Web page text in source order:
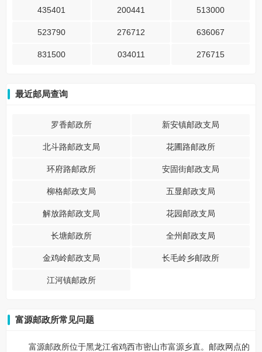
435401 200441 513000
523790 276712 636067
831500 034011 276715
最近邮局查询
罗香邮政所 新安镇邮政支局
北斗路邮政支局 花圃路邮政所
环府路邮政所 安固街邮政支局
柳格邮政支局 五显邮政支局
解放路邮政支局 花园邮政支局
长塘邮政所 全州邮政支局
金鸡岭邮政支局 长毛岭乡邮政所
江河镇邮政所
富源邮政所常见问题
富源邮政所位于黑龙江省鸡西市密山市富源乡直。邮政网点的